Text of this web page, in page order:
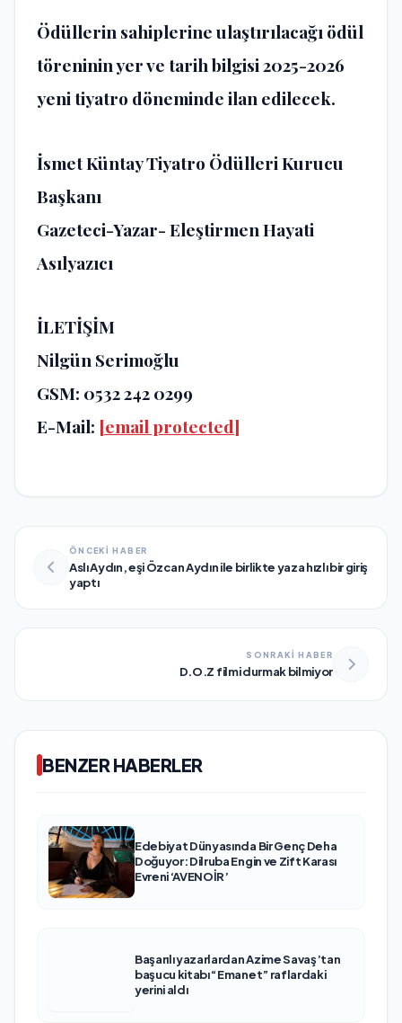
Ödüllerin sahiplerine ulaştırılacağı ödül
töreninin yer ve tarih bilgisi 2025-2026
yeni tiyatro döneminde ilan edilecek.
İsmet Küntay Tiyatro Ödülleri Kurucu
Başkanı
Gazeteci-Yazar- Eleştirmen Hayati
Asılyazıcı
İLETİŞİM
Nilgün Serimoğlu
GSM: 0532 242 0299
E-Mail: [email protected]
ÖNCEKİ HABER
Aslı Aydın, eşi Özcan Aydın ile birlikte yaza hızlı bir giriş
yaptı
SONRAKİ HABER
D.O.Z filmi durmak bilmiyor
BENZER HABERLER
Edebiyat Dünyasında Bir Genç Deha
Doğuyor: Dilruba Engin ve Zift Karası
Evreni ‘AVENOİR’
Başarılı yazarlardan Azime Savaş’tan
başucu kitabı “Emanet” raflardaki
yerini aldı